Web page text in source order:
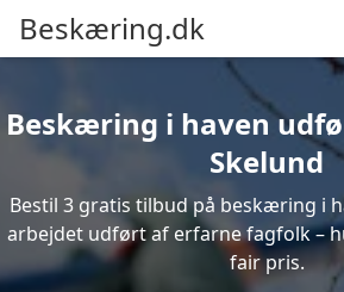
Beskæring.dk
Beskæring i haven
Skelund
Bestil 3 gratis tilbud på beskæring i
arbejdet udført af erfarne fagfolk –
fair pris.